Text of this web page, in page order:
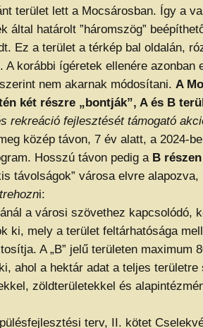
terület lett a Mocsárosban. Így a
által határolt ”háromszög”
Ez a terület a térkép bal oldalán,
korábbi ígéretek ellenére azonban
nem akarnak módosítani. A
két részre „bontják”, A és B
rekreáció fejlesztését támogató
közép távon, 7 év alatt, a 2024-
Hosszú távon pedig a B részen
távolságok” városa elvre alapozva,
i:
a városi szövethez kapcsolódó,
ki, mely a terület feltárhatósága
A „B” jelű területen maximum
ahol a hektár adat a teljes
zöldterületekkel és
terv, II. kötet